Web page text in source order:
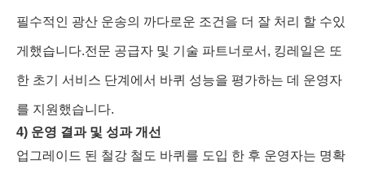
필수적인 광산 운송의 까다로운 조건을 더 잘 처리 할 수있
게했습니다.전문 공급자 및 기술 파트너로서, 킹레일은 또
한 초기 서비스 단계에서 바퀴 성능을 평가하는 데 운영자
를 지원했습니다.
4) 운영 결과 및 성과 개선
업그레이드 된 철강 철도 바퀴를 도입 한 후 운영자는 명확